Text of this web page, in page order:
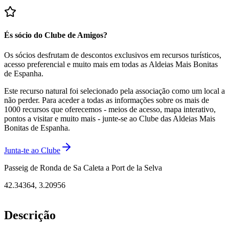
És sócio do Clube de Amigos?
Os sócios desfrutam de descontos exclusivos em recursos turísticos,
acesso preferencial e muito mais em todas as Aldeias Mais Bonitas
de Espanha.
Este recurso natural foi selecionado pela associação como um local a
não perder. Para aceder a todas as informações sobre os mais de
1000 recursos que oferecemos - meios de acesso, mapa interativo,
pontos a visitar e muito mais - junte-se ao Clube das Aldeias Mais
Bonitas de Espanha.
Junta-te ao Clube
Passeig de Ronda de Sa Caleta a Port de la Selva
42.34364, 3.20956
Descrição